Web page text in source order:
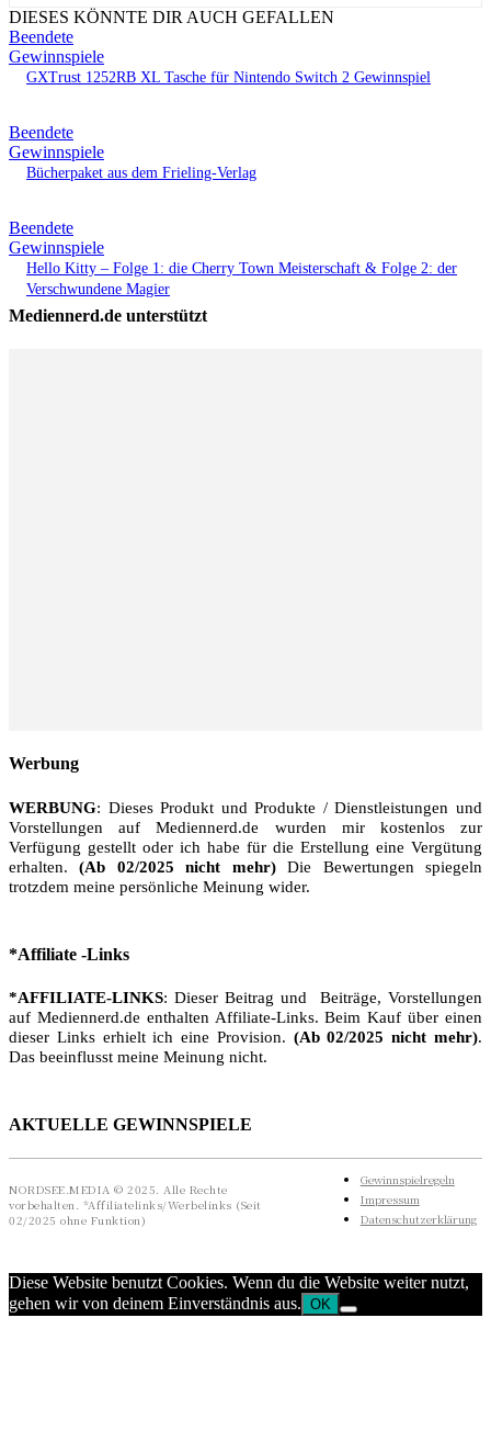
DIESES KÖNNTE DIR AUCH GEFALLEN
Beendete
Gewinnspiele
GXTrust 1252RB XL Tasche für Nintendo Switch 2 Gewinnspiel
Beendete
Gewinnspiele
Bücherpaket aus dem Frieling-Verlag
Beendete
Gewinnspiele
Hello Kitty – Folge 1: die Cherry Town Meisterschaft & Folge 2: der
Verschwundene Magier
Mediennerd.de unterstützt
Werbung
WERBUNG: Dieses Produkt und Produkte / Dienstleistungen und
Vorstellungen auf Mediennerd.de wurden mir kostenlos zur
Verfügung gestellt oder ich habe für die Erstellung eine Vergütung
erhalten.(Ab 02/2025 nicht mehr)Die Bewertungen spiegeln
trotzdem meine persönliche Meinung wider.
*Affiliate -Links
*AFFILIATE-LINKS: Dieser Beitrag und Beiträge, Vorstellungen
auf Mediennerd.de enthalten Affiliate-Links. Beim Kauf über einen
dieser Links erhielt ich eine Provision. (Ab 02/2025 nicht mehr).
Das beeinflusst meine Meinung nicht.
AKTUELLE GEWINNSPIELE
NORDSEE.MEDIA © 2025. Alle Rechte
vorbehalten. *Affiliatelinks/Werbelinks (Seit
02/2025 ohne Funktion)
Gewinnspielregeln
Impressum
Datenschutzerklärung
Diese Website benutzt Cookies. Wenn du die Website weiter nutzt,
gehen wir von deinem Einverständnis aus. OK